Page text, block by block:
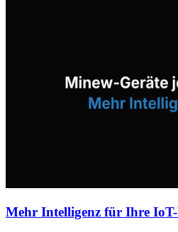
Mehr Intelligenz für Ihre